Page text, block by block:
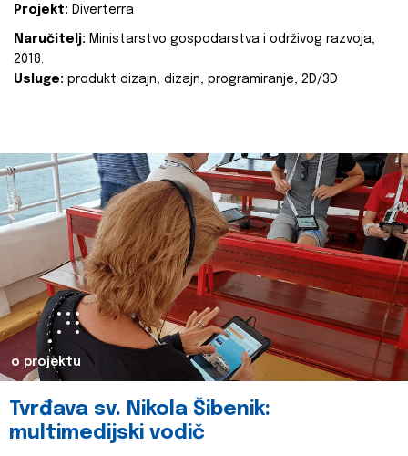
Projekt: Diverterra
Naručitelj: Ministarstvo gospodarstva i održivog razvoja,
2018.
Usluge: produkt dizajn, dizajn, programiranje, 2D/3D
o projektu
Tvrđava sv. Nikola Šibenik:
multimedijski vodič